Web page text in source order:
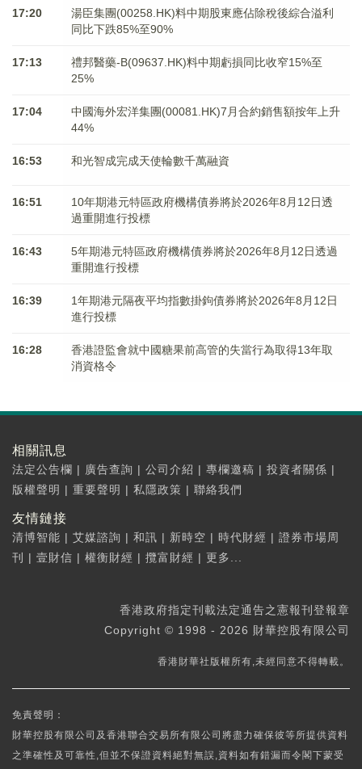
17:20
湯臣集團(00258.HK)料中期股東應佔除稅後綜合溢利
同比下跌85%至90%
17:13
禮邦醫藥-B(09637.HK)料中期虧損同比收窄15%至
25%
17:04
中國海外宏洋集團(00081.HK)7月合約銷售額按年上升
44%
16:53 和光智成完成天使輪數千萬融資
16:51
10年期港元特區政府機構債券將於2026年8月12日透
過重開進行投標
16:43
5年期港元特區政府機構債券將於2026年8月12日透過
重開進行投標
16:39
1年期港元隔夜平均指數掛鉤債券將於2026年8月12日
進行投標
16:28
香港證監會就中國糖果前高管的失當行為取得13年取
消資格令
相關訊息
法定公告欄 | 廣告查詢 | 公司介紹 | 專欄邀稿 | 投資者關係 |
版權聲明 | 重要聲明 | 私隱政策 | 聯絡我們
友情鏈接
清博智能 | 艾媒諮詢 | 和訊 | 新時空 | 時代財經 | 證券市場周
刊
| 壹財信 | 權衡財經 | 攬富財經 | 更多...
香港政府指定刊載法定通告之憲報刊登報章
Copyright © 1998 - 2026 財華控股有限公司
香港財華社版權所有,未經同意不得轉載。
免責聲明：
財華控股有限公司及香港聯合交易所有限公司將盡力確保彼等所提供資料
之準確性及可靠性,但並不保證資料絕對無誤,資料如有錯漏而令閣下蒙受